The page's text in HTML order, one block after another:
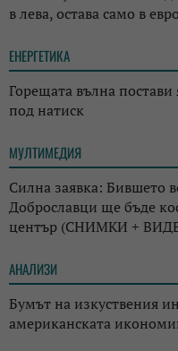
в лева, остава само в евро
ЕНЕРГЕТИКА
Горещата вълна
под натиск
МУЛТИМЕДИЯ
Силна заявка: Бившето
Доброславци ще бъде
център (СНИМКИ +
АНАЛИЗИ
Бумът на изкуствения
американската